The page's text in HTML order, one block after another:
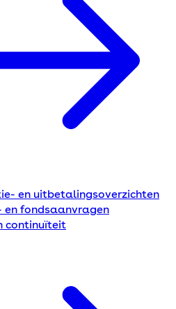
en uitbetalingsoverzichten
en fondsaanvragen
continuïteit